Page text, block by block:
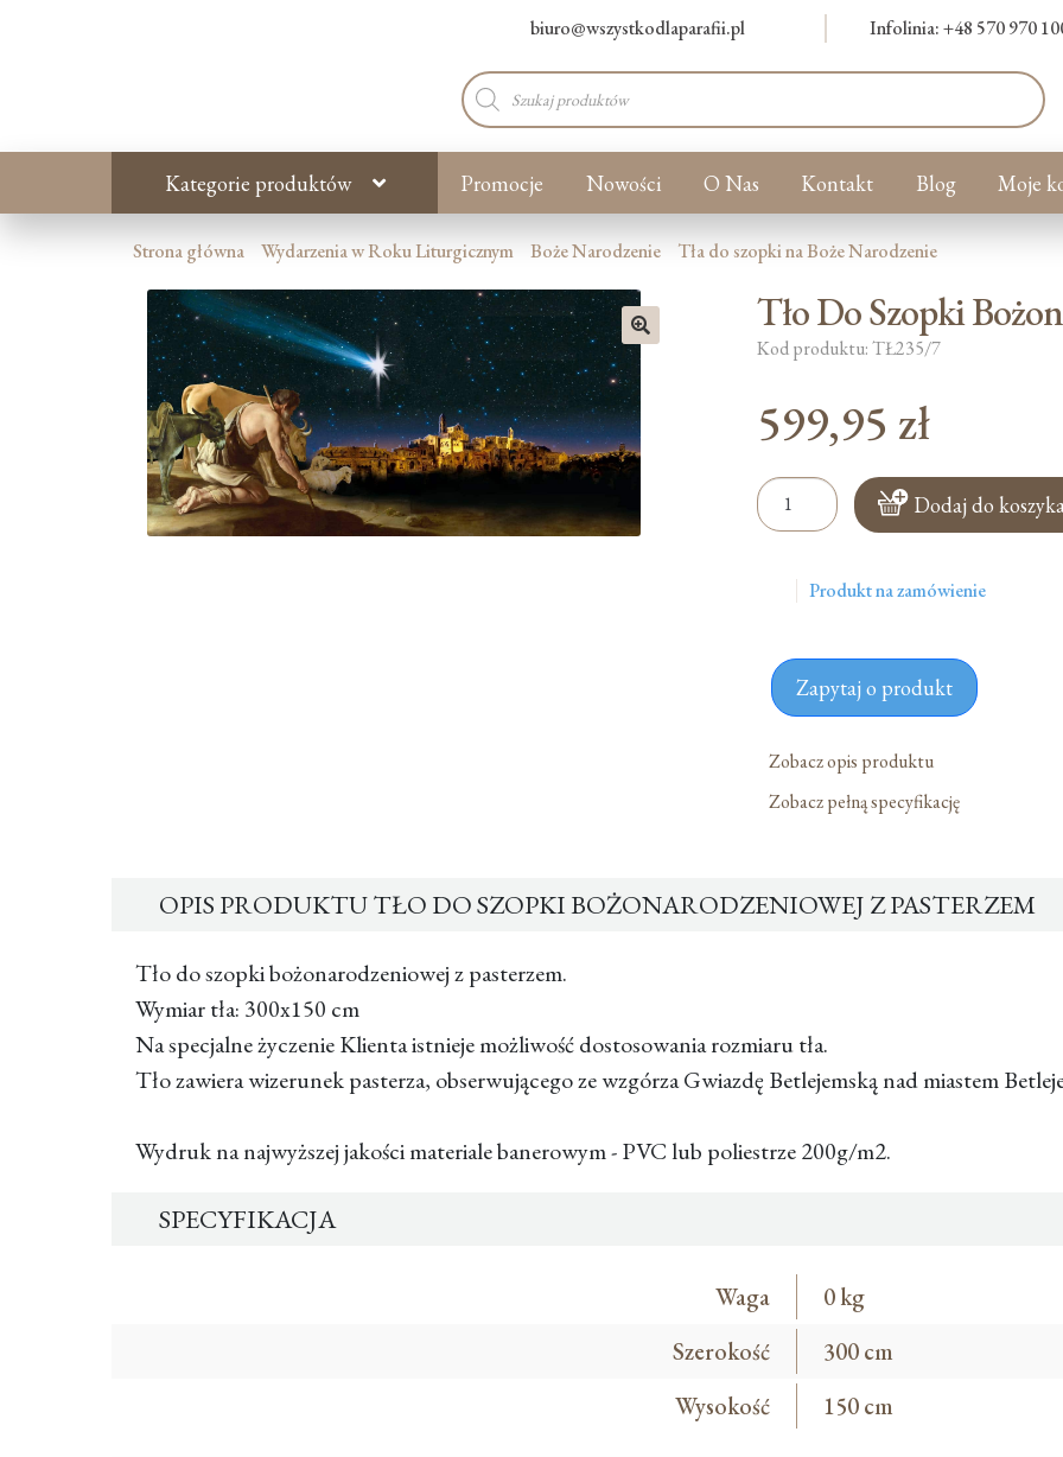
biuro@wszystkodlaparafii.pl Infolinia: +48 570 970
Wyszukiwarka
produktów
Kategorie produktów Promocje Nowości O Nas Kontakt Blog Moje
Strona główna Wydarzenia w Roku Liturgicznym Boże Narodzenie Tła do szopki na Boże Narodzenie
🔍
Tło Do Szopki
Kod produktu: TŁ235/7
599,95 zł
ilość
Tło
Szopki
Bożonarodzeniowej
Pasterzem
Dodaj do
Produkt na zamówienie
Zapytaj o produkt
Zobacz opis produktu
Zobacz pełną specyfikację
OPIS PRODUKTU TŁO DO SZOPKI BOŻONARODZENIOWEJ Z PASTERZEM
Tło do szopki bożonarodzeniowej z pasterzem.
Wymiar tła: 300x150 cm
Na specjalne życzenie Klienta istnieje możliwość dostosowania rozmiaru tła.
Tło zawiera wizerunek pasterza, obserwującego ze wzgórza Gwiazdę Betlejemską nad miastem
Wydruk na najwyższej jakości materiale banerowym - PVC lub poliestrze 200g/m2.
SPECYFIKACJA
Waga
0 kg
Szerokość
300 cm
Wysokość
150 cm